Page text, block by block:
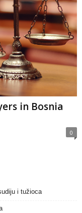
in Bosnia
0
i tužioca